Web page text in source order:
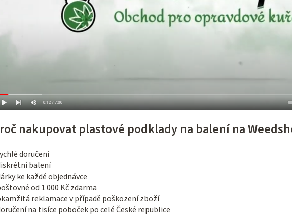
nakupovat plastové podklady na balení na
doručení
balení
ke každé objednávce
od 1 000 Kč zdarma
reklamace v případě poškození zboží
na tisíce poboček po celé České republice